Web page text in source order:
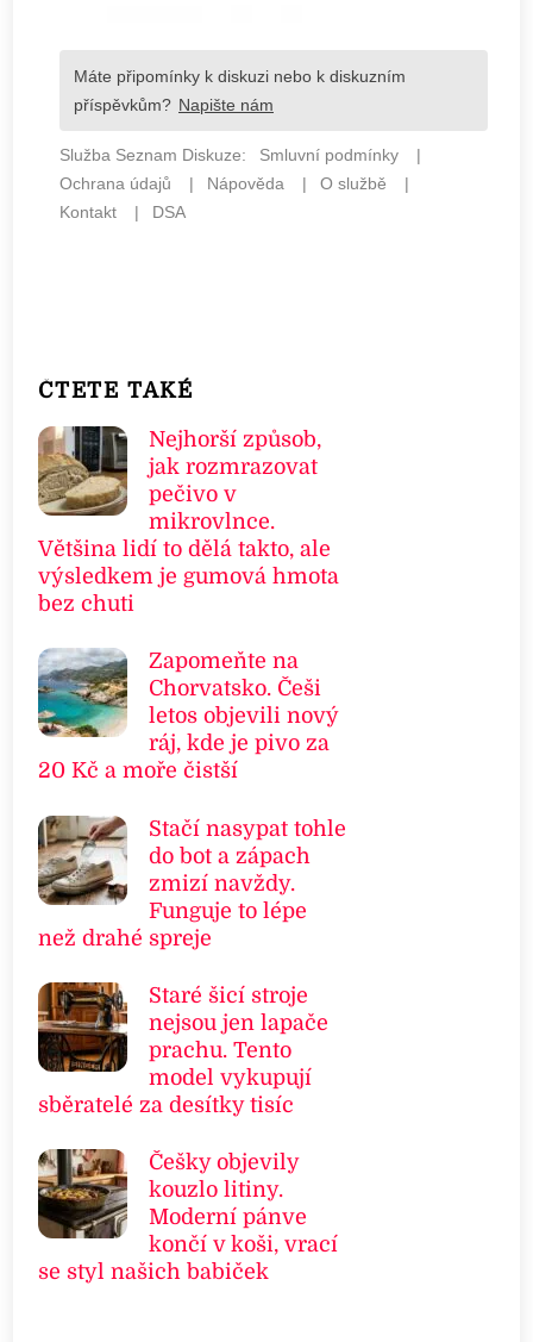
ČTETE TAKÉ
Nejhorší způsob,
jak rozmrazovat
pečivo v
mikrovlnce.
Většina lidí to dělá takto, ale
výsledkem je gumová hmota
bez chuti
Zapomeňte na
Chorvatsko. Češi
letos objevili nový
ráj, kde je pivo za
20 Kč a moře čistší
Stačí nasypat tohle
do bot a zápach
zmizí navždy.
Funguje to lépe
než drahé spreje
Staré šicí stroje
nejsou jen lapače
prachu. Tento
model vykupují
sběratelé za desítky tisíc
Češky objevily
kouzlo litiny.
Moderní pánve
končí v koši, vrací
se styl našich babiček